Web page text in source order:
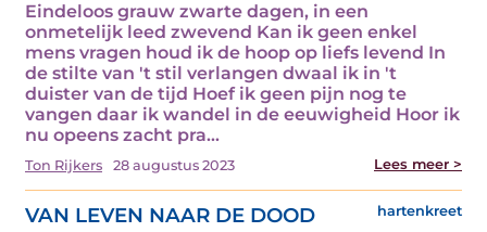
Eindeloos grauw zwarte dagen, in een
onmetelijk leed zwevend Kan ik geen enkel
mens vragen houd ik de hoop op liefs levend In
de stilte van 't stil verlangen dwaal ik in 't
duister van de tijd Hoef ik geen pijn nog te
vangen daar ik wandel in de eeuwigheid Hoor ik
nu opeens zacht pra...
Ton Rijkers 28 augustus 2023 Lees meer >
VAN LEVEN NAAR DE DOOD hartenkreet